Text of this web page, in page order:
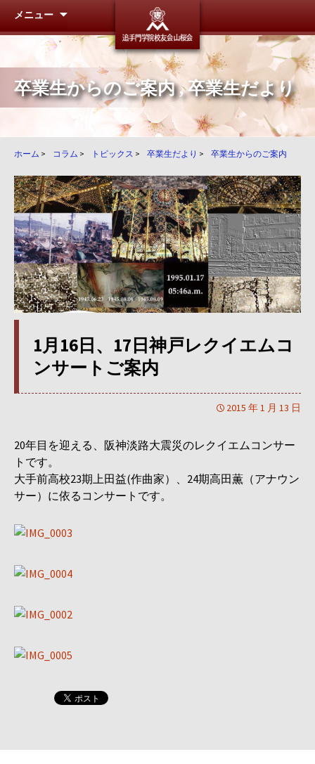
追手門学
メニュー
卒業生からのご案内,卒業生だより
ホーム > コラム > トピックス > 卒業生だより > 卒業生からのご案内
1月16日、17日神戸レクイエムコ
ンサートご案内
2015 年 1 月 13 日
20年目を迎える、阪神淡路大震災のレクイエムコンサー
トです。
大手前高校23期上田益(作曲家）、24期高田薫（アナウン
サー）に依るコンサートです。